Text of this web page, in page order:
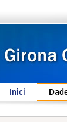
Inici